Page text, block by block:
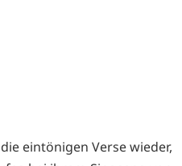
eintönigen Verse wieder,